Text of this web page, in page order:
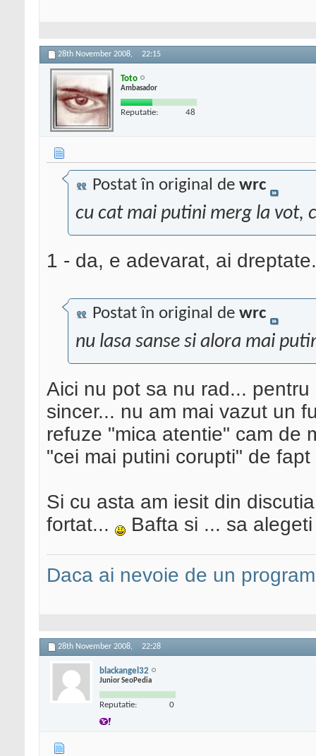
28th November 2008, 22:15
Toto
Ambasador
Reputatie: 48
Postat în original de wrc
cu cat mai putini merg la vot,
1 - da, e adevarat, ai
Postat în original de wrc
nu lasa sanse si alora mai
Aici nu pot sa nu rad...
sincer... nu am mai vazut un
refuze "mica atentie" cam de
"cei mai putini corupti" de
Si cu asta am iesit din
fortat...
Bafta si ... sa
Daca ai nevoie de un
28th November 2008, 22:28
blackangel32
Junior SeoPedia
Reputatie: 0